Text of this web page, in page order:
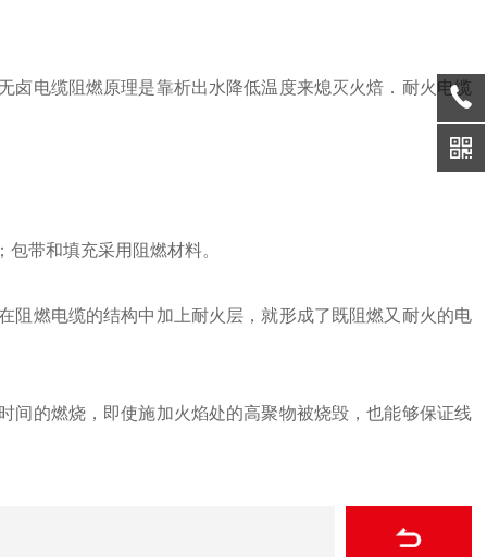
卤电缆阻燃原理是靠析出水降低温度来熄灭火焙．耐火电缆
带和填充采用阻燃材料。
阻燃电缆的结构中加上耐火层，就形成了既阻燃又耐火的电
间的燃烧，即使施加火焰处的高聚物被烧毁，也能够保证线